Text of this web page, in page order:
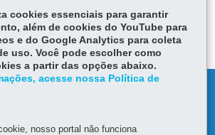
cookies essenciais para garantir
além de cookies do YouTube para
e do Google Analytics para coleta
uso. Você pode escolher como
a partir das opções abaixo.
acesse nossa Política de
nosso portal não funciona